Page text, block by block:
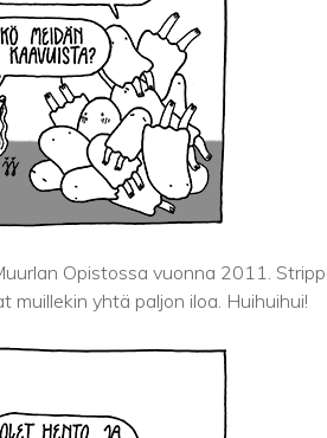
Opistossa vuonna 2011.
yhtä paljon iloa. Huihuihui!